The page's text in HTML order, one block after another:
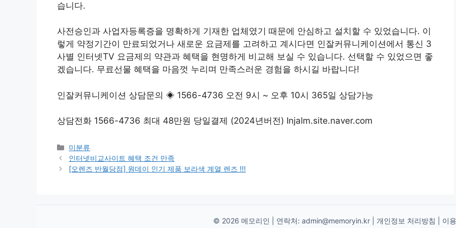
습니다.
사전승인과 사업자등록증을 명확하게 기재한 업체였기 때문에 안심하고 설치할 수 있었습니다. 이
렇게 약정기간이 만료되었거나 새로운 요금제를 고려하고 계시다면 인잘커뮤니케이션에서 통신 3
사별 인터넷TV 요금제의 약관과 혜택을 현명하게 비교해 보실 수 있습니다. 선택할 수 있었으면 좋
겠습니다. 무료선물 혜택을 마음껏 누리며 만족스러운 경험을 하시길 바랍니다!
인잘커뮤니케이션 상담문의 ◈ 1566-4736 오전 9시 ~ 오후 10시 365일 상담가능
상담전화 1566-4736 최대 48만원 당일결제 (2024년버전) Injalm.site.naver.com
Categories
미분류
인터넷비교사이트 혜택 조건 만족
[오렌즈 반월당점] 원데이 인기 제품 보라색 계열 렌즈 !!!
© 2026 메모리인 | 연락처: admin@memoryin.kr 개인정보 처리방침 이